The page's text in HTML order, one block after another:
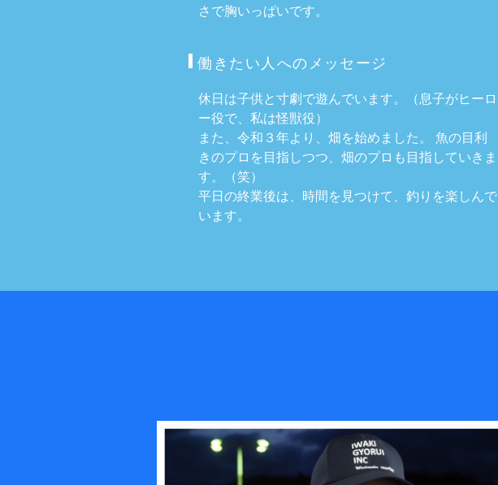
さで胸いっぱいです。
働きたい人へのメッセージ
休日は子供と寸劇で遊んでいます。（息子がヒーロ
ー役で、私は怪獣役）
また、令和３年より、畑を始めました。 魚の目利
きのプロを目指しつつ、畑のプロも目指していきま
す。（笑）
平日の終業後は、時間を見つけて、釣りを楽しんで
います。